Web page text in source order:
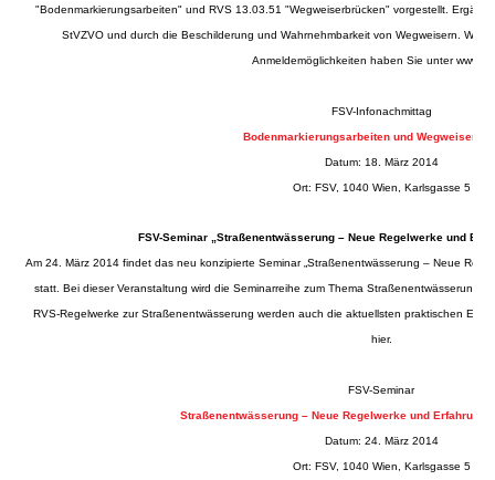
"Bodenmarkierungsarbeiten" und RVS 13.03.51 "Wegweiserbrücken" vorgestellt.
StVZVO und durch die Beschilderung und Wahrnehmbarkeit von Wegweisern.
Anmeldemöglichkeiten haben Sie unter
FSV-Infonachmittag
Bodenmarkierungsarbeiten und
Datum: 18. März 2014
Ort: FSV, 1040 Wien, Karlsgasse 5
FSV-Seminar „Straßenentwässerung – Neue Regelwerke und
Am 24. März 2014 findet das neu konzipierte Seminar „Straßenentwässerung – Neue
statt. Bei dieser Veranstaltung wird die Seminarreihe zum Thema Straßenentwässerung
RVS-Regelwerke zur Straßenentwässerung werden auch die aktuellsten praktischen
hier.
FSV-Seminar
Straßenentwässerung – Neue Regelwerke und
Datum: 24. März 2014
Ort: FSV, 1040 Wien, Karlsgasse 5